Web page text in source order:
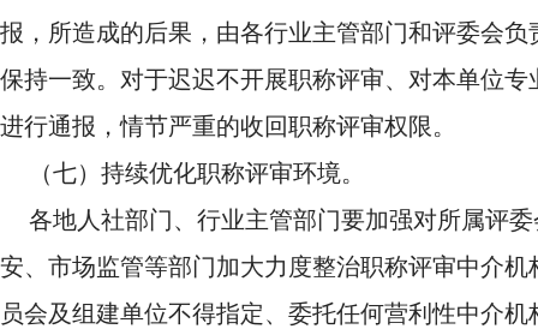
报，所造成的后果，由各行业主管部门和评委会
保持一致。对于迟迟不开展职称评审、对本单位
进行通报，情节严重的收回职称评审权限。
（七）持续优化职称评审环境。
各地人社部门、行业主管部门要加强对所属评
安、市场监管等部门加大力度整治职称评审中介
员会及组建单位不得指定、委托任何营利性中介